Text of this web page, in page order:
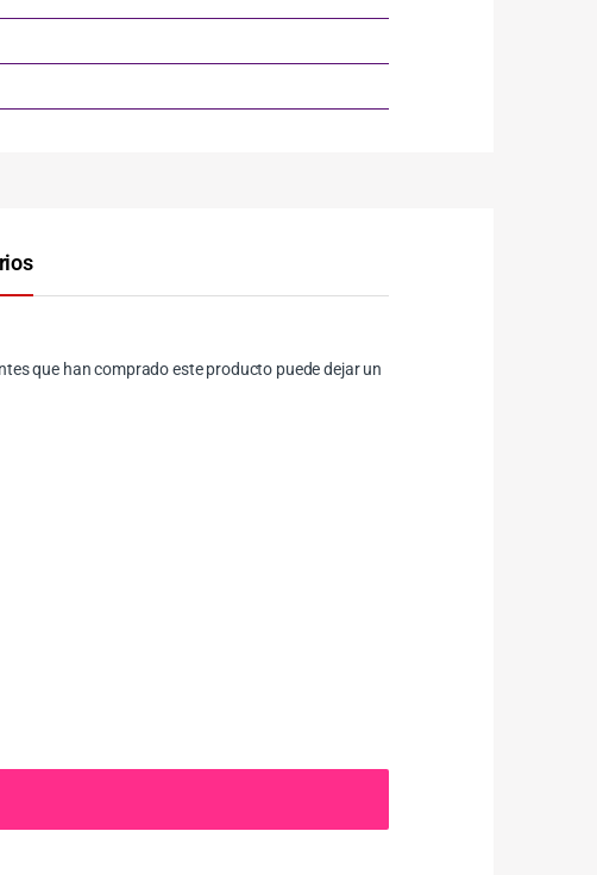
que han comprado este producto puede dejar un